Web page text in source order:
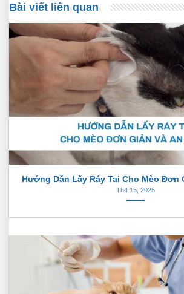
Bài viết liên quan
Hướng Dẫn Lấy Ráy Tai Cho Mèo Đơn
Th4 15, 2025